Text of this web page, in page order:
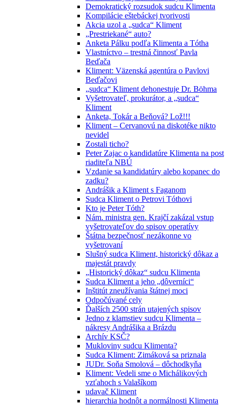
Demokratický rozsudok sudcu Klimenta
Kompilácie eštebáckej tvorivosti
Akcia uzol a „sudca“ Kliment
„Prestriekané“ auto?
Anketa Pálku podľa Klimenta a Tótha
Vlastníctvo – trestná činnosť Pavla
Beďača
Kliment: Väzenská agentúra o Pavlovi
Beďačovi
„sudca“ Kliment dehonestuje Dr. Böhma
Vyšetrovateľ, prokurátor, a „sudca“
Kliment
Anketa, Tokár a Beňová? Lož!!!
Kliment – Cervanovú na diskotéke nikto
nevidel
Zostali ticho?
Peter Zajac o kandidatúre Klimenta na post
riaditeľa NBÚ
Vzdanie sa kandidatúry alebo kopanec do
zadku?
Andrášik a Kliment s Faganom
Sudca Kliment o Petrovi Tóthovi
Kto je Peter Tóth?
Nám. ministra gen. Krajčí zakázal vstup
vyšetrovateľov do spisov operatívy
Štátna bezpečnosť nezákonne vo
vyšetrovaní
Slušný sudca Kliment, historický dôkaz a
majestát pravdy
„Historický dôkaz“ sudcu Klimenta
Sudca Kliment a jeho „dôverníci“
Inštitút zneužívania štátnej moci
Odpočúvané cely
Ďalších 2500 strán utajených spisov
Jedno z klamstiev sudcu Klimenta –
nákresy Andrášika a Brázdu
Archív KSČ?
Mukloviny sudcu Klimenta?
Sudca Kliment: Zimáková sa priznala
JUDr. Soňa Smolová – dôchodkyňa
Kliment: Vedeli sme o Michálikových
vzťahoch s Valašíkom
udavač Kliment
hierarchia hodnôt a normálnosti Klimenta